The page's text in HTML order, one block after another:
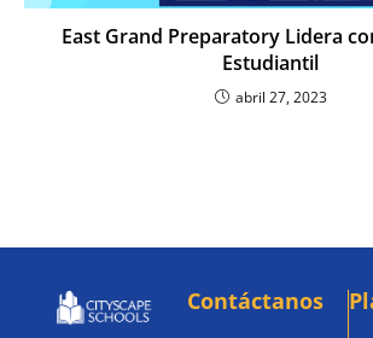
East Grand Preparatory Lidera
Estudiantil
abril 27, 2023
Contáctanos